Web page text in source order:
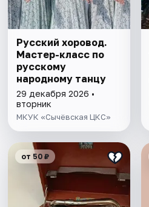
Русский хоровод.
Мастер-класс по
русскому
народному танцу
29 декабря 2026 •
вторник
МКУК «Сычёвская ЦКС»
от 50 ₽